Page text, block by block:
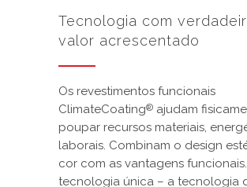
Tecnologia com
valor acrescentado
Os revestimentos funcionais
ClimateCoating® ajudam
poupar recursos materiais,
laborais. Combinam o design
cor com as vantagens funcionais.
tecnologia única – a tecnologia